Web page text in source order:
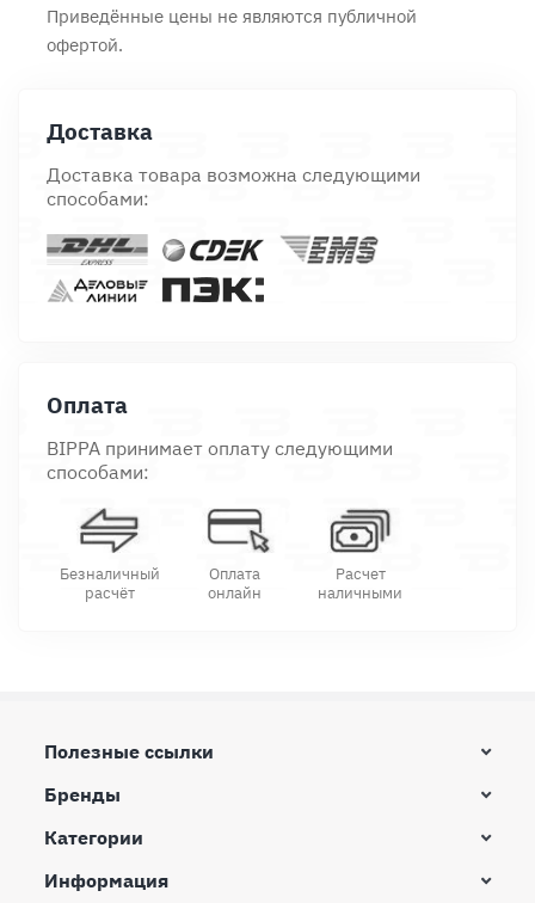
Приведённые цены не являются публичной
офертой.
Доставка
Доставка товара возможна следующими
способами:
Оплата
BIPPA принимает оплату следующими
способами:
Безналичный
расчёт
Оплата
онлайн
Расчет
наличными
Полезные ссылки
Бренды
Категории
Информация